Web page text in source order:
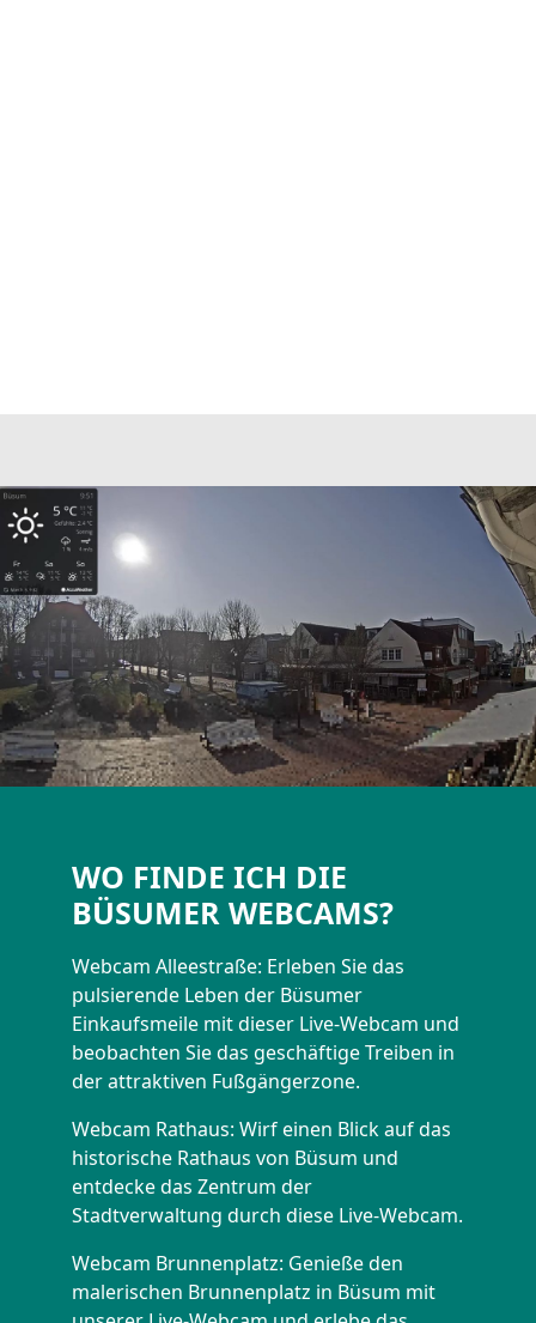
WO FINDE ICH DIE
BÜSUMER WEBCAMS?
Webcam Alleestraße: Erleben Sie das
pulsierende Leben der Büsumer
Einkaufsmeile mit dieser Live-Webcam und
beobachten Sie das geschäftige Treiben in
der attraktiven Fußgängerzone.
Webcam Rathaus: Wirf einen Blick auf das
historische Rathaus von Büsum und
entdecke das Zentrum der
Stadtverwaltung durch diese Live-Webcam.
Webcam Brunnenplatz: Genieße den
malerischen Brunnenplatz in Büsum mit